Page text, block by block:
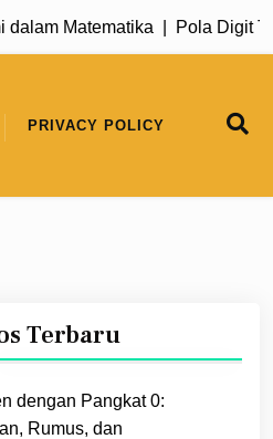
Matematika |Pola Digit
PRIVACY POLICY
Terbaru
dengan Pangkat 0:
Rumus, dan